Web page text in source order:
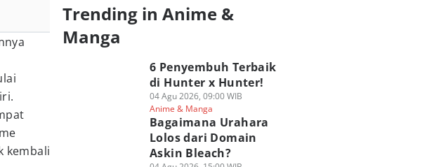
kembali
Trending in Anime &
Manga
6 Penyembuh Terbaik
di Hunter x Hunter!
04 Agu 2026, 09:00 WIB
Anime & Manga
Bagaimana Urahara
Lolos dari Domain
Askin Bleach?